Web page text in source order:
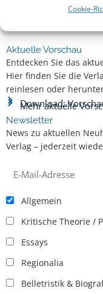
Cookie-
Aktuelle Vorschau
Entdecken Sie das
Hier finden Sie die
reinlesen oder
Download:
Mehr aktuelle
Newsletter
News zu aktuellen
Verlag – jederzeit
Allgemein
Kritische Theorie /
Essays
Regionalia
Belletristik &